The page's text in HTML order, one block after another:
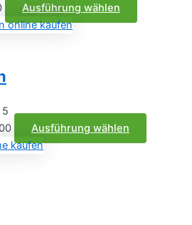
können
Preisspanne:
€260.00
Ausführung wählen
Produkt
können
Preisspanne:
€300.00
Ausführung wählen
Produkt